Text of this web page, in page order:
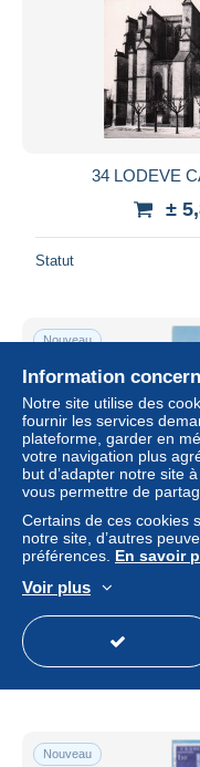
34 LODEVE
±
Statut
Nouveau
±
Nouveau
Information
Notre site utilise des
fournir les services
plateforme, garder en
votre navigation plus
but d’adapter notre site
vous permettre de
Certains de ces cookies
notre site, d’autres
préférences. En savoir
Voir plus